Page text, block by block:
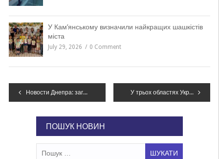
У Кам’янському визначили найкращих шашкістів
міста
July 29, 2026 0 Comment
Навігація
Новости Днепра: загранпаспорта для поездки в РФ, где встречать Новый Год, дизайн-коду год У трьох областях України закликають підтримати ініціативу «Різдво зі світом» 25 грудня (огляд преси)
ПОШУК НОВИН